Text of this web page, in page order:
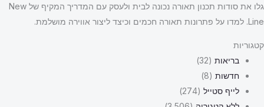
גלו את סודות תכנון תאורה נכונה לבית ולעסק עם המדריך המקיף של New
Line. למדו על פתרונות תאורה חכמים וכיצד ליצור אווירה מושלמת.
קטגוריות
בריאות (32)
חדשות (8)
לייף סטייל (274)